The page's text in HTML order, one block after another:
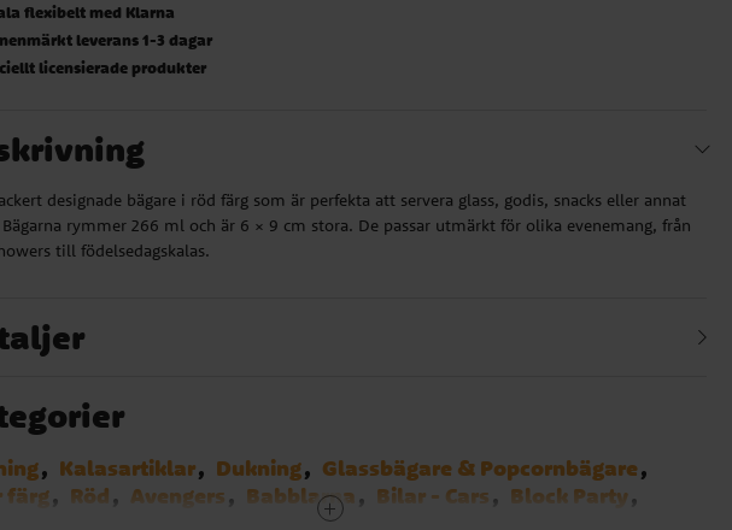
flexibelt med Klarna
leverans 1-3 dagar
licensierade produkter
designade bägare i röd färg som är perfekta att servera glass, godis, snacks eller annat
rymmer 266 ml och är 6 × 9 cm stora. De passar utmärkt för olika evenemang, från
till födelsedagskalas.
Kalasartiklar Dukning
Glassbägare & Popcornbägare
färg
Röd Avengers Babblarna Bilar - Cars
Block Party
Harry Potter